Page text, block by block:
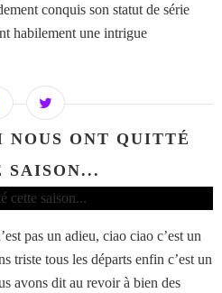
conquis son statut de série
habilement une intrigue
NOUS ONT QUITTÉ
SAISON...
pas un adieu, ciao ciao c’est un
triste tous les départs enfin c’est un
avons dit au revoir à bien des